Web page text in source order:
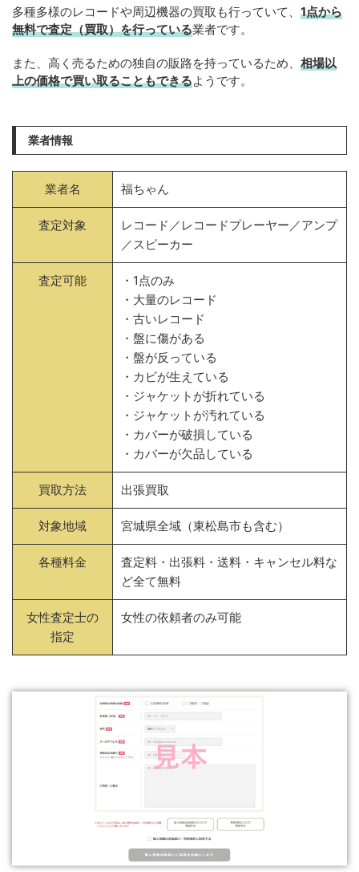
多種多様のレコードや周辺機器の買取も行っていて、 1点から
無料で査定（買取）を行っている業者です。
また、高く売るための独自の販路を持っているため、 相場以
上の価格で買い取ることもできるようです。
業者情報
業者名 福ちゃん
査定対象
レコード／レコードプレーヤー／アンプ
／スピーカー
査定可能
・1点のみ
・大量のレコード
・古いレコード
・盤に傷がある
・盤が反っている
・カビが生えている
・ジャケットが折れている
・ジャケットが汚れている
・カバーが破損している
・カバーが欠品している
買取方法 出張買取
対象地域 宮城県全域（東松島市も含む）
各種料金
査定料・出張料・送料・キャンセル料な
ど全て無料
女性査定士の
指定
女性の依頼者のみ可能